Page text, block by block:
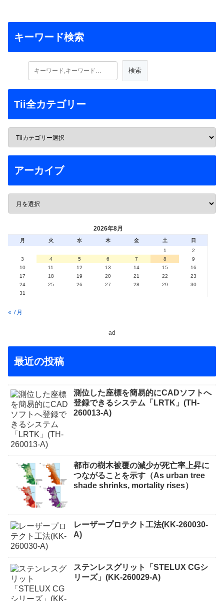
キーワード検索
Tii全カテゴリー
アーカイブ
2026年8月
月 火 水 木 金 土
日
1
2
3
4 5 6 7 8
9
10
11 12 13 14 15
16
17
18 19 20 21 22
23
24
25 26 27 28 29
30
31
« 7月
ad
最近の投稿
測位した座標を簡易的にCADソフトへ
登録できるシステム「LRTK」(TH-
260013-A)
都市の樹木被覆の減少が死亡率上昇に
つながることを示す（As urban tree
shade shrinks, mortality rises）
レーザープロテクト⼯法(KK-260030-
A)
ステンレスグリット「STELUX CGシ
リーズ」(KK-260029-A)